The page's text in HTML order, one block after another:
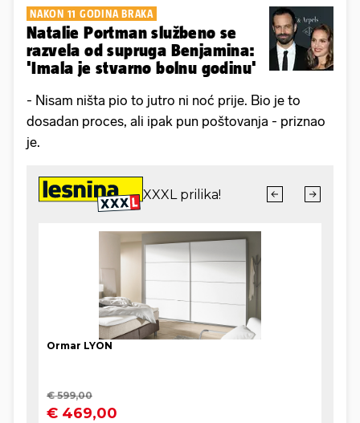
NAKON 11 GODINA BRAKA
Natalie Portman službeno se
razvela od supruga Benjamina:
'Imala je stvarno bolnu godinu'
- Nisam ništa pio to jutro ni noć prije. Bio je to
dosadan proces, ali ipak pun poštovanja - priznao
je.